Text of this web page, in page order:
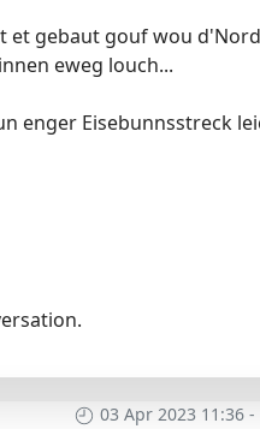
et gebaut gouf wou
eweg louch...
enger Eisebunnsstreck
03 Apr 2023 11:36-